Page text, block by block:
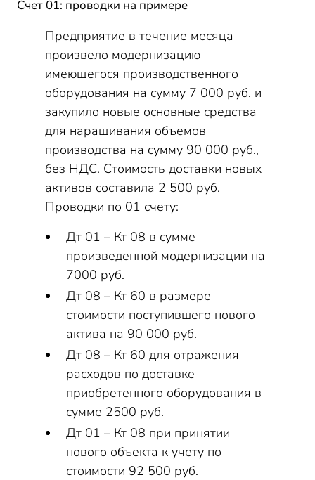
Счет 01: проводки на примере
Предприятие в течение месяца
произвело модернизацию
имеющегося производственного
оборудования на сумму 7 000 руб. и
закупило новые основные средства
для наращивания объемов
производства на сумму 90 000 руб.,
без НДС. Стоимость доставки новых
активов составила 2 500 руб.
Проводки по 01 счету:
Дт 01 – Кт 08 в сумме
произведенной модернизации на
7000 руб.
Дт 08 – Кт 60 в размере
стоимости поступившего нового
актива на 90 000 руб.
Дт 08 – Кт 60 для отражения
расходов по доставке
приобретенного оборудования в
сумме 2500 руб.
Дт 01 – Кт 08 при принятии
нового объекта к учету по
стоимости 92 500 руб.